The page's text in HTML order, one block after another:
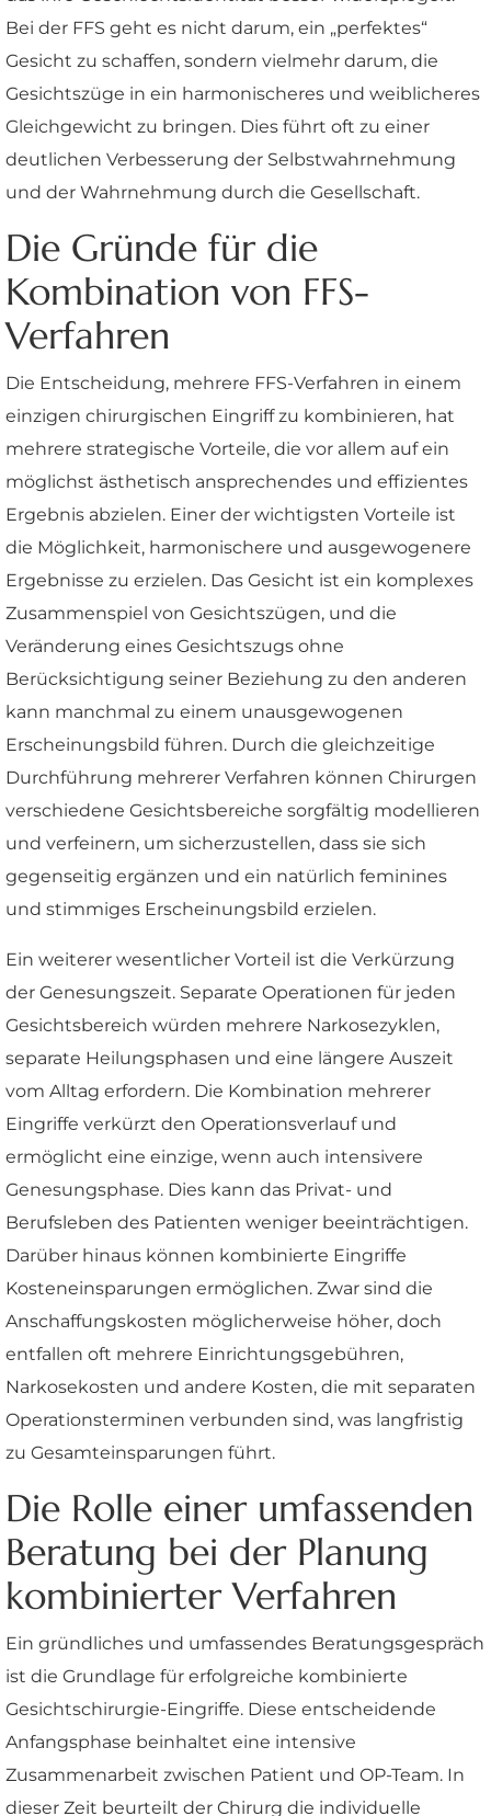
Bei der FFS geht es nicht darum, ein „perfektes“
Gesicht zu schaffen, sondern vielmehr darum, die
Gesichtszüge in ein harmonischeres und weiblicheres
Gleichgewicht zu bringen. Dies führt oft zu einer
deutlichen Verbesserung der Selbstwahrnehmung
und der Wahrnehmung durch die Gesellschaft.
Die Gründe für die
Kombination von FFS-
Verfahren
Die Entscheidung, mehrere FFS-Verfahren in einem
einzigen chirurgischen Eingriff zu kombinieren, hat
mehrere strategische Vorteile, die vor allem auf ein
möglichst ästhetisch ansprechendes und effizientes
Ergebnis abzielen. Einer der wichtigsten Vorteile ist
die Möglichkeit, harmonischere und ausgewogenere
Ergebnisse zu erzielen. Das Gesicht ist ein komplexes
Zusammenspiel von Gesichtszügen, und die
Veränderung eines Gesichtszugs ohne
Berücksichtigung seiner Beziehung zu den anderen
kann manchmal zu einem unausgewogenen
Erscheinungsbild führen. Durch die gleichzeitige
Durchführung mehrerer Verfahren können Chirurgen
verschiedene Gesichtsbereiche sorgfältig modellieren
und verfeinern, um sicherzustellen, dass sie sich
gegenseitig ergänzen und ein natürlich feminines
und stimmiges Erscheinungsbild erzielen.
Ein weiterer wesentlicher Vorteil ist die Verkürzung
der Genesungszeit. Separate Operationen für jeden
Gesichtsbereich würden mehrere Narkosezyklen,
separate Heilungsphasen und eine längere Auszeit
vom Alltag erfordern. Die Kombination mehrerer
Eingriffe verkürzt den Operationsverlauf und
ermöglicht eine einzige, wenn auch intensivere
Genesungsphase. Dies kann das Privat- und
Berufsleben des Patienten weniger beeinträchtigen.
Darüber hinaus können kombinierte Eingriffe
Kosteneinsparungen ermöglichen. Zwar sind die
Anschaffungskosten möglicherweise höher, doch
entfallen oft mehrere Einrichtungsgebühren,
Narkosekosten und andere Kosten, die mit separaten
Operationsterminen verbunden sind, was langfristig
zu Gesamteinsparungen führt.
Die Rolle einer umfassenden
Beratung bei der Planung
kombinierter Verfahren
Ein gründliches und umfassendes Beratungsgespräch
ist die Grundlage für erfolgreiche kombinierte
Gesichtschirurgie-Eingriffe. Diese entscheidende
Anfangsphase beinhaltet eine intensive
Zusammenarbeit zwischen Patient und OP-Team. In
dieser Zeit beurteilt der Chirurg die individuelle